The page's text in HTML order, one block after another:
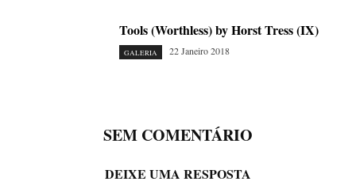
Tools (Worthless) by Horst Tress (IX)
GALERIA 22 Janeiro 2018
SEM COMENTÁRIO
DEIXE UMA RESPOSTA